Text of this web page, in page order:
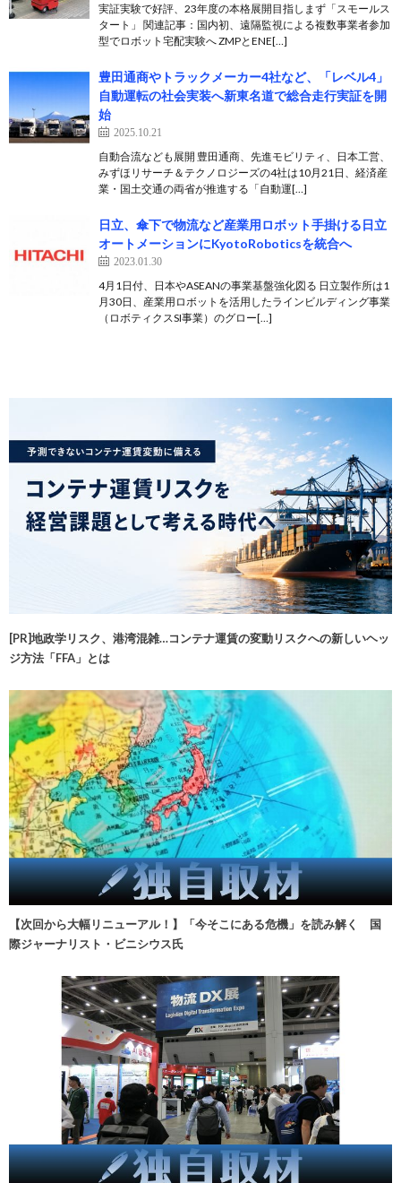
実証実験で好評、23年度の本格展開目指しまず「スモールス
タート」 関連記事：国内初、遠隔監視による複数事業者参加
型でロボット宅配実験へ ZMPとENE[…]
豊田通商やトラックメーカー4社など、「レベル4」
自動運転の社会実装へ新東名道で総合走行実証を開
始
2025.10.21
自動合流なども展開 豊田通商、先進モビリティ、日本工営、
みずほリサーチ＆テクノロジーズの4社は10月21日、経済産
業・国土交通の両省が推進する「自動運[…]
日立、傘下で物流など産業用ロボット手掛ける日立
オートメーションにKyotoRoboticsを統合へ
2023.01.30
4月1日付、日本やASEANの事業基盤強化図る 日立製作所は1
月30日、産業用ロボットを活用したラインビルディング事業
（ロボティクスSI事業）のグロー[…]
[PR]地政学リスク、港湾混雑…コンテナ運賃の変動リスクへの新しいヘッ
ジ方法「FFA」とは
【次回から大幅リニューアル！】「今そこにある危機」を読み解く 国
際ジャーナリスト・ビニシウス氏